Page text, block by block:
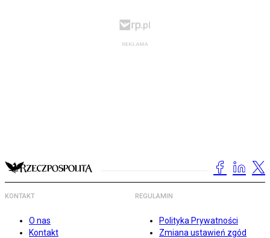
KONTAKT
O nas
Kontakt
REGULAMIN
Polityka Prywatności
Zmiana ustawień zgód